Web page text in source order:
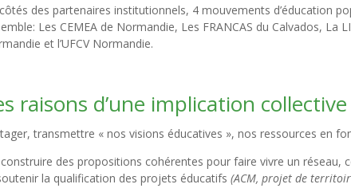
des partenaires institutionnels, 4 mouvements d’éducation
Les CEMEA de Normandie, Les FRANCAS du Calvados, La
et l’UFCV Normandie.
raisons d’une implication collective
transmettre « nos visions éducatives », nos ressources en
des propositions cohérentes pour faire vivre un réseau,
la qualification des projets éducatifs(ACM, projet de